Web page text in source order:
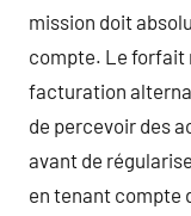
mission doit
compte. Le forfait
facturation
de percevoir des
avant de
en tenant compte